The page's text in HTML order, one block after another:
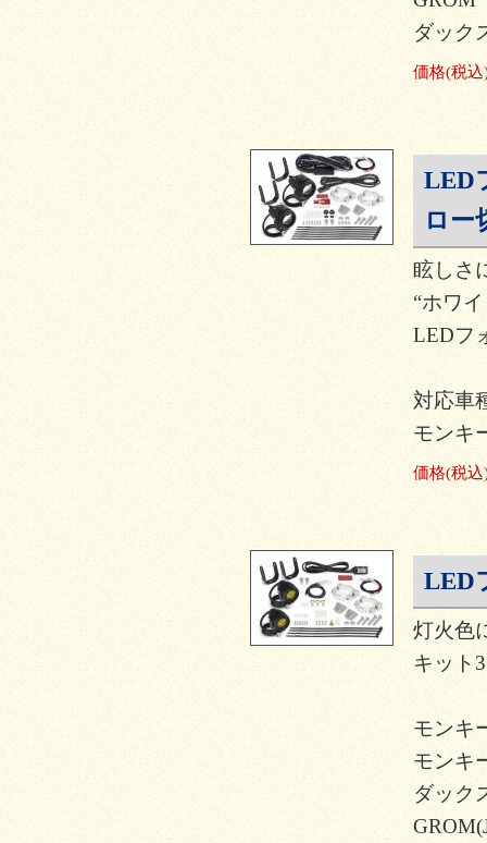
ダック
価格(税込
LED
ロー
眩しさ
“ホワ
LEDフ
対応車
モンキ
価格(税込
LED
灯火色
キット
モンキ
モンキ
ダック